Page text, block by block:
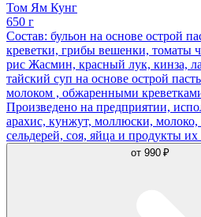
Том Ям Кунг
650 г
Состав: бульон на основе острой
креветки, грибы вешенки, томаты
рис Жасмин, красный лук, кинза,
тайский суп на основе острой
молоком , обжаренными
Произведено на предприятии,
арахис, кунжут, моллюски, молоко,
сельдерей, соя, яйца и продукты их
от 990 ₽